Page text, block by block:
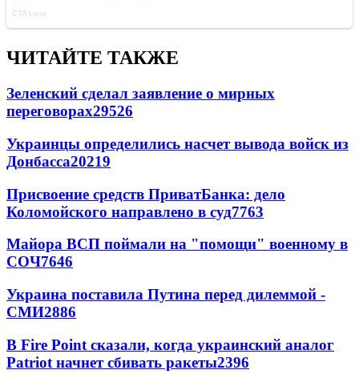
ЧИТАЙТЕ ТАКЖЕ
Зеленский сделал заявление о мирных
переговорах29526
Украинцы определились насчет вывода войск из
Донбасса20219
Присвоение средств ПриватБанка: дело
Коломойского направлено в суд7763
Майора ВСП поймали на "помощи" военному в
СОЧ7646
Украина поставила Путина перед дилеммой -
СМИ2886
В Fire Point сказали, когда украинский аналог
Patriot начнет сбивать ракеты2396